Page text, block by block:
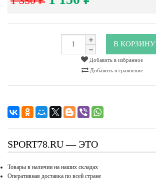
В КОРЗИНУ
Добавить в избранное
Добавить в сравнение
SPORT78.RU — ЭТО
Товары в наличии на наших складах
Оперативная доставка по всей стране